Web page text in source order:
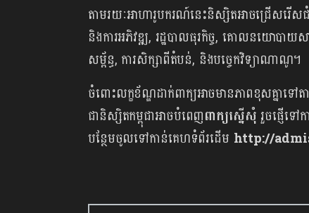
តាមរយៈអាហារូបករណ៍នេះនិស្សិតអាចជ្រើសរើ
និងការអភិវឌ្ឍ, រដ្ឋបាលធុរកិច្ច, គោលនយោបាយសា
សម្ព័ន្ធ, ការសិក្សាពីតំបន់, និងបច្ចេកវិទ្យាណាណូ។
ចំពោះលក្ខខ័ណ្ឌដាក់ពាក្យអាចមានភាពខុសគ្នាទ
ជានិស្សិតកម្ពុជាអាចបំពេញពាក្យស្នើសុំរួចផ្ញើទ
បន្ថែមចូលទៅកាន់គេហទំព័រដើម http://